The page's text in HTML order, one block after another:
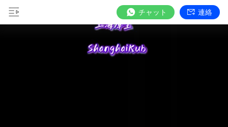
チャット 連絡